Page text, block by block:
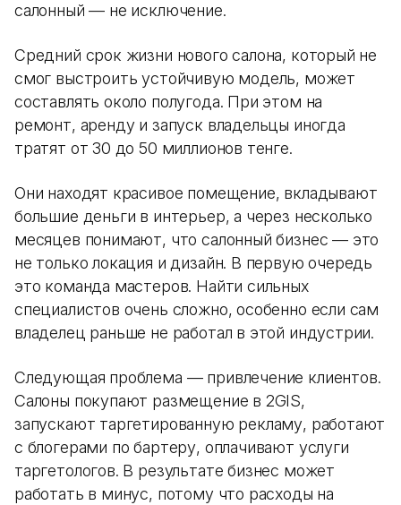
салонный — не исключение.
Средний срок жизни нового салона, который не
смог выстроить устойчивую модель, может
составлять около полугода. При этом на
ремонт, аренду и запуск владельцы иногда
тратят от 30 до 50 миллионов тенге.
Они находят красивое помещение, вкладывают
большие деньги в интерьер, а через несколько
месяцев понимают, что салонный бизнес — это
не только локация и дизайн. В первую очередь
это команда мастеров. Найти сильных
специалистов очень сложно, особенно если сам
владелец раньше не работал в этой индустрии.
Следующая проблема — привлечение клиентов.
Салоны покупают размещение в 2GIS,
запускают таргетированную рекламу, работают
с блогерами по бартеру, оплачивают услуги
таргетологов. В результате бизнес может
работать в минус, потому что расходы на